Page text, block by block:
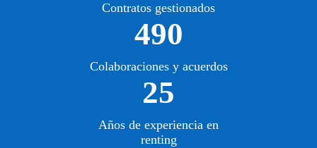
Contratos gestionados
490
Colaboraciones y acuerdos
25
Años de experiencia en
renting